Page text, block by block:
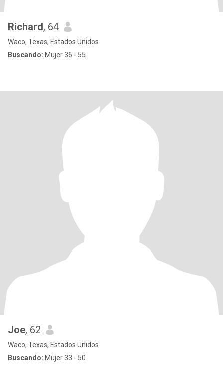
Richard, 64
Waco, Texas, Estados Unidos
Buscando: Mujer 36 - 55
Joe, 62
Waco, Texas, Estados Unidos
Buscando: Mujer 33 - 50